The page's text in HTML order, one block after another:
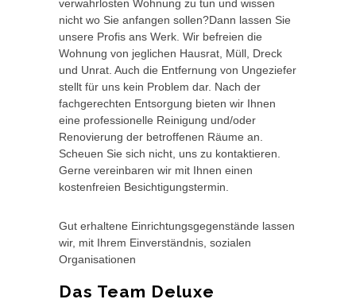
verwahrlosten Wohnung zu tun und wissen
nicht wo Sie anfangen sollen?Dann lassen Sie
unsere Profis ans Werk. Wir befreien die
Wohnung von jeglichen Hausrat, Müll, Dreck
und Unrat. Auch die Entfernung von Ungeziefer
stellt für uns kein Problem dar. Nach der
fachgerechten Entsorgung bieten wir Ihnen
eine professionelle Reinigung und/oder
Renovierung der betroffenen Räume an.
Scheuen Sie sich nicht, uns zu kontaktieren.
Gerne vereinbaren wir mit Ihnen einen
kostenfreien Besichtigungstermin.
Gut erhaltene Einrichtungsgegenstände lassen
wir, mit Ihrem Einverständnis, sozialen
Organisationen
Das Team Deluxe